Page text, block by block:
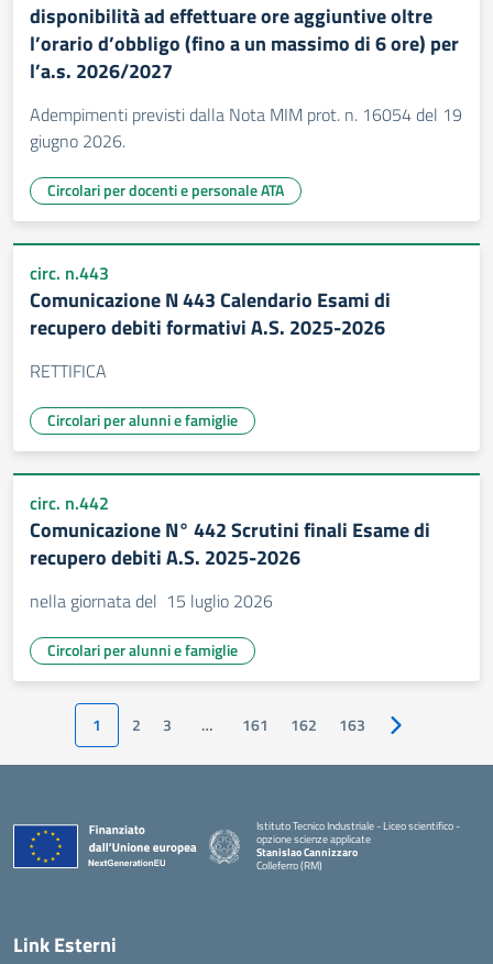
disponibilità ad effettuare ore aggiuntive oltre
l’orario d’obbligo (fino a un massimo di 6 ore) per
l’a.s. 2026/2027
Adempimenti previsti dalla Nota MIM prot. n. 16054 del 19
giugno 2026.
Circolari per docenti e personale ATA
circ. n.443
Comunicazione N 443 Calendario Esami di
recupero debiti formativi A.S. 2025-2026
RETTIFICA
Circolari per alunni e famiglie
circ. n.442
Comunicazione N° 442 Scrutini finali Esame di
recupero debiti A.S. 2025-2026
nella giornata del 15 luglio 2026
Circolari per alunni e famiglie
1 2 3 … 161 162 163 Pagina
Istituto Tecnico Industriale - Liceo scientifico -
opzione scienze applicate
Stanislao Cannizzaro
Colleferro (RM)
Link Esterni